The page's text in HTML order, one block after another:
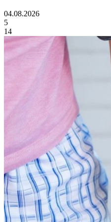
04.08.2026
5
14